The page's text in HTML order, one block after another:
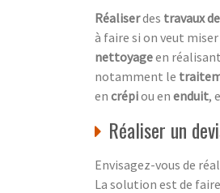
Réaliserdes travaux
à faire si on veut miser
nettoyageen
notamment le
en crépiou en enduit,
Réaliser un
Envisagez-vous de
La solution est de faire